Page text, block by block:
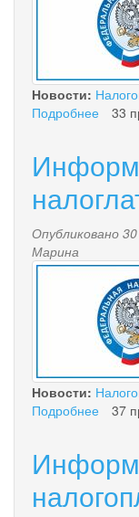
Новости:
Подробнее
налогу
масса
12
тонн
33
Опубликовано
Марина
Новости:
Подробнее
37